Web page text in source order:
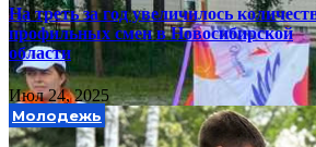
На треть за год увеличилось
профильных смен в Новосибирской
области
Июл 24, 2025
Молодежь